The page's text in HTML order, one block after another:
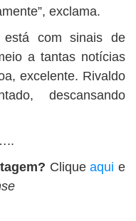
exclama.
está com sinais de
a tantas notícias
excelente. Rivaldo
descansando
Cliqueaquie